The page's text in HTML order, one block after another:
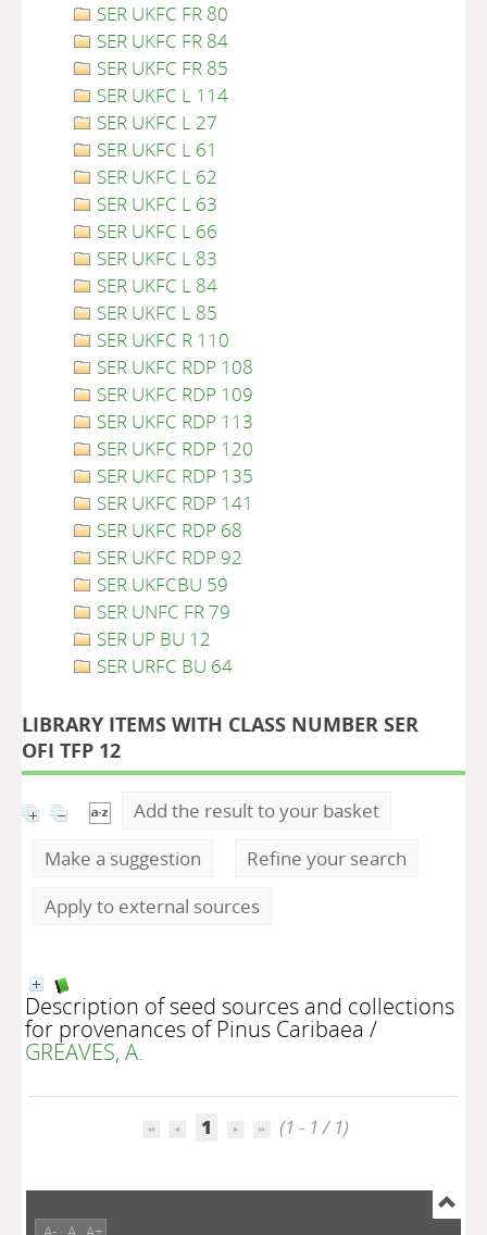
SER UKFC FR 80
SER UKFC FR 84
SER UKFC FR 85
SER UKFC L 114
SER UKFC L 27
SER UKFC L 61
SER UKFC L 62
SER UKFC L 63
SER UKFC L 66
SER UKFC L 83
SER UKFC L 84
SER UKFC L 85
SER UKFC R 110
SER UKFC RDP 108
SER UKFC RDP 109
SER UKFC RDP 113
SER UKFC RDP 120
SER UKFC RDP 135
SER UKFC RDP 141
SER UKFC RDP 68
SER UKFC RDP 92
SER UKFCBU 59
SER UNFC FR 79
SER UP BU 12
SER URFC BU 64
LIBRARY ITEMS WITH CLASS NUMBER SER
OFI TFP 12
Add the result to your basket
Make a suggestion
Refine your search
Apply to external sources
Description of seed sources and collections
for provenances of Pinus Caribaea /
GREAVES, A.
1 (1 - 1 / 1)